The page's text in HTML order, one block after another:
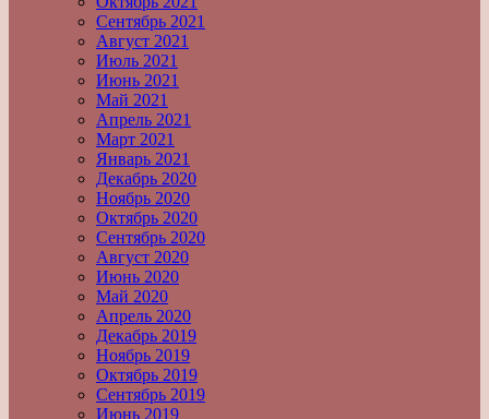
Сентябрь 2021
Август 2021
Июль 2021
Июнь 2021
Май 2021
Апрель 2021
Март 2021
Январь 2021
Декабрь 2020
Ноябрь 2020
Октябрь 2020
Сентябрь 2020
Август 2020
Июнь 2020
Май 2020
Апрель 2020
Декабрь 2019
Ноябрь 2019
Октябрь 2019
Сентябрь 2019
Июнь 2019